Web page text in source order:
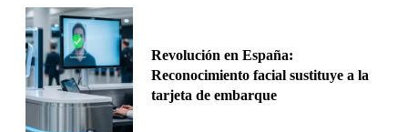
Revolución en España:
Reconocimiento facial sustituye a la
tarjeta de embarque